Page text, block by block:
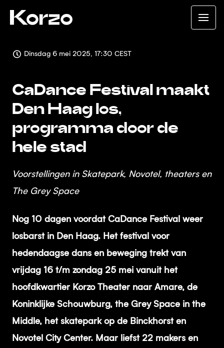
Dinsdag 6 mei 2025, 17:30 CEST
CaDance Festival maakt
Den Haag los,
programma door de
hele stad
Voorstellingen in Skatepark, Novotel, theaters en
The Grey Space
Nog 10 dagen voordat CaDance Festival weer
losbarst in Den Haag. Het festival voor
hedendaagse dans en beweging trekt van
vrijdag 16 t/m zondag 25 mei vanuit het
hoofdkwartier Korzo Theater naar Amare, de
Koninklijke Schouwburg, the Grey Space in the
Middle, het skatepark op de Binckhorst en
Novotel City Center. Maar liefst 22 makers en